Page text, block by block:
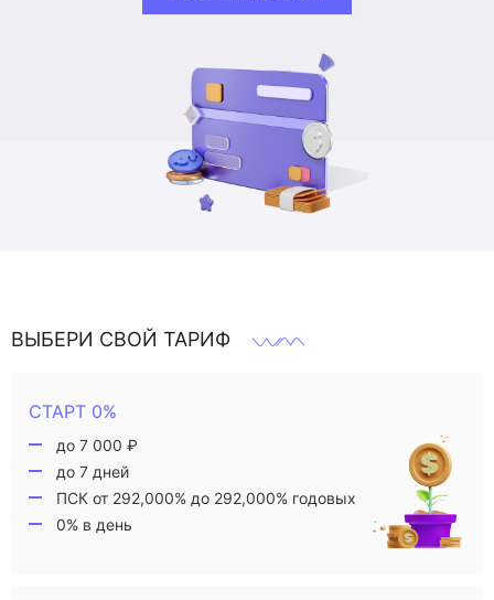
ВЫБЕРИ СВОЙ ТАРИФ
СТАРТ 0%
до 7 000 ₽
до 7 дней
ПСК от 292,000% до 292,000% годовых
0% в день